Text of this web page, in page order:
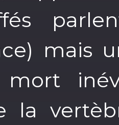
mais
la